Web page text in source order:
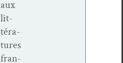
aux
lit­
téra­
tures
fran­